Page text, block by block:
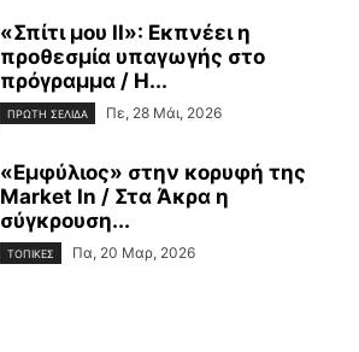
«Σπίτι μου ΙΙ»: Εκπνέει η
προθεσμία υπαγωγής στο
πρόγραμμα / Η...
ΠΡΩΤΗ ΣΕΛΙΔΑ Πε, 28 Μάι, 2026
«Εμφύλιος» στην κορυφή της
Market In / Στα Άκρα η
σύγκρουση...
ΤΟΠΙΚΕΣ Πα, 20 Μαρ, 2026